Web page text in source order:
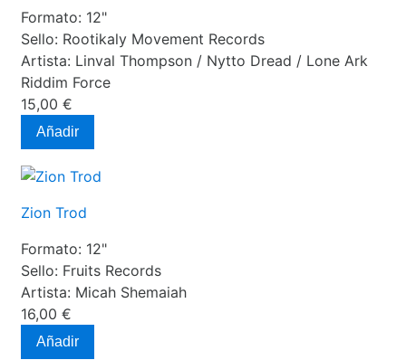
Formato: 12"
Sello: Rootikaly Movement Records
Artista: Linval Thompson / Nytto Dread / Lone Ark
Riddim Force
15,00 €
Añadir
Zion Trod
Formato: 12"
Sello: Fruits Records
Artista: Micah Shemaiah
16,00 €
Añadir